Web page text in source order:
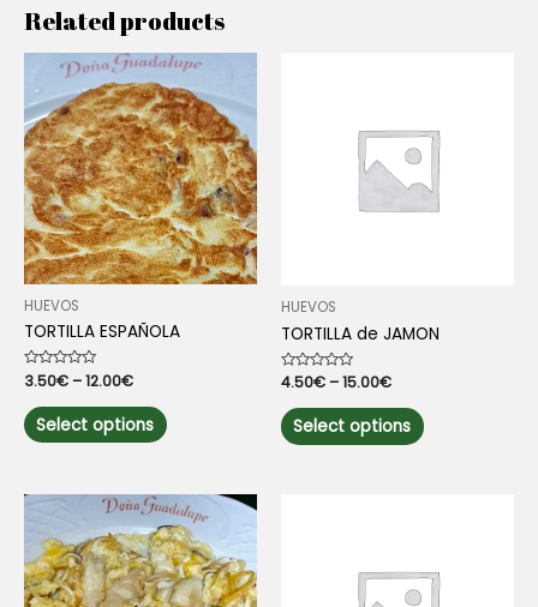
Related products
HUEVOS
TORTILLA ESPAÑOLA
Rated
0
out
of
5
3.50€ –12.00€
Select options product
variants.
The
options
may
HUEVOS
TORTILLA de JAMON
Rated
out
of
5
4.50€ –15.00€
Select options product
may